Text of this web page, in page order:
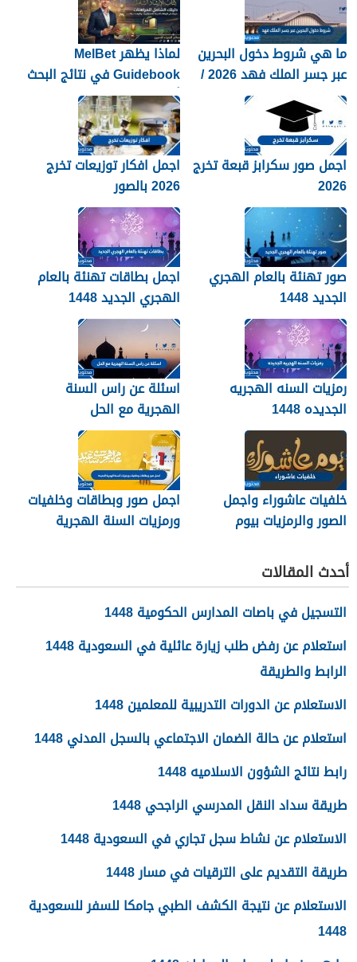
ما هي شروط دخول البحرين
عبر جسر الملك فهد 2026 /
1448
لماذا يظهر MelBet
Guidebook في نتائج البحث
أكثر من صفحات كثيرة؟
اجمل صور سكرابز قبعة تخرج
2026
اجمل افكار توزيعات تخرج
2026 بالصور
صور تهنئة بالعام الهجري
الجديد 1448
اجمل بطاقات تهنئة بالعام
الهجري الجديد 1448
رمزيات السنه الهجريه
الجديده 1448
اسئلة عن راس السنة
الهجرية مع الحل
خلفيات عاشوراء واجمل
الصور والرمزيات بيوم
اجمل صور وبطاقات وخلفيات
ورمزيات السنة الهجرية
أحدث المقالات
التسجيل في باصات المدارس الحكومية 1448
استعلام عن رفض طلب زيارة عائلية في السعودية 1448
الرابط والطريقة
الاستعلام عن الدورات التدريبية للمعلمين 1448
استعلام عن حالة الضمان الاجتماعي بالسجل المدني 1448
رابط نتائج الشؤون الاسلاميه 1448
طريقة سداد النقل المدرسي الراجحي 1448
الاستعلام عن نشاط سجل تجاري في السعودية 1448
طريقة التقديم على الترقيات في مسار 1448
الاستعلام عن نتيجة الكشف الطبي جامكا للسفر للسعودية
1448